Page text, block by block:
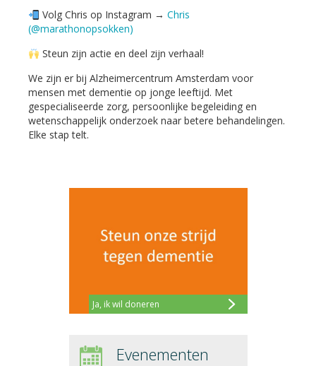
Volg Chris op Instagram → Chris
(@marathonopsokken)
Steun zijn actie en deel zijn verhaal!
We zijn er bij Alzheimercentrum Amsterdam voor
mensen met dementie op jonge leeftijd. Met
gespecialiseerde zorg, persoonlijke begeleiding en
wetenschappelijk onderzoek naar betere behandelingen.
Elke stap telt.
Ja, ik wil doneren
Evenementen